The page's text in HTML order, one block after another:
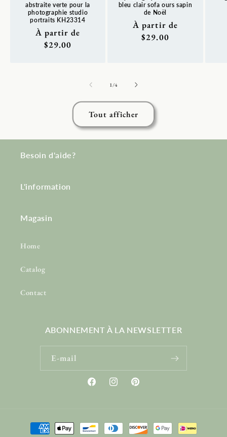
abstraite verte pour la
photographie studio
portraits KH23314
Prix
habituel
À partir de
$29.00
bleu clair sofa ours sapin
de Noël
Prix
habituel
À partir de
$29.00
1/de
4
Tout afficher
Besoin d'aide?
L'information
Magasin
Home
Catalog
Contact
ABONNEMENT À LA NEWSLETTER
E-mail
FacebookInstagramPinterest
Moyens